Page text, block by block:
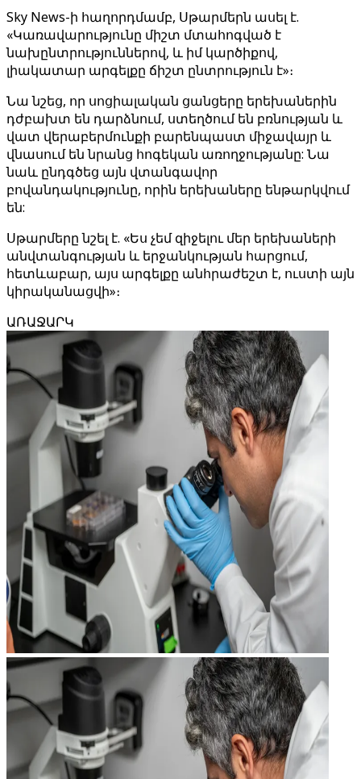
Sky News-ի հաղորդմամբ, Սթարմերն ասել է.
«Կառավարությունը միշտ մտահոգված է
նախընտրություններով, և իմ կարծիքով,
լիակատար արգելքը ճիշտ ընտրություն է»։
Նա նշեց, որ սոցիալական ցանցերը երեխաներին
դժբախտ են դարձնում, ստեղծում են բռնության և
վատ վերաբերմունքի բարենպաստ միջավայր և
վնասում են նրանց հոգեկան առողջությանը: Նա
նաև ընդգծեց այն վտանգավոր
բովանդակությունը, որին երեխաները ենթարկվում
են:
Սթարմերը նշել է. «Ես չեմ զիջելու մեր երեխաների
անվտանգության և երջանկության հարցում,
հետևաբար, այս արգելքը անհրաժեշտ է, ուստի այն
կիրականացվի»։
ԱՌԱՋԱՐԿ